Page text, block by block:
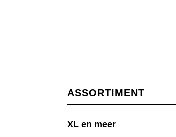
ASSORTIMENT
XL en meer